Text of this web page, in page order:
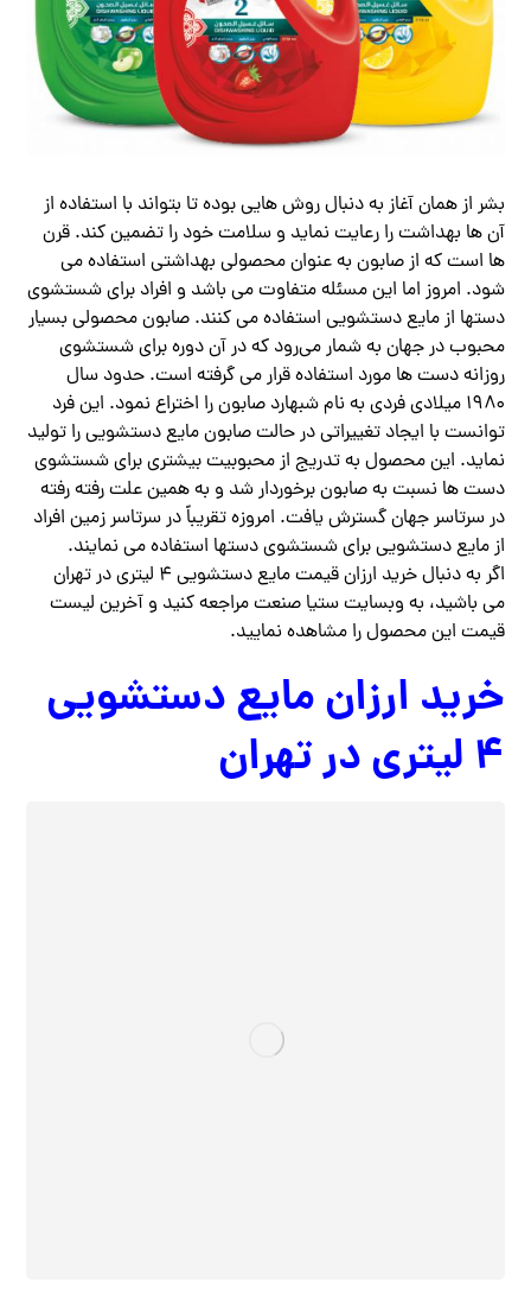
بشر از همان آغاز به دنبال روش هایی بوده تا بتواند با استفاده از
آن ها بهداشت را رعایت نماید و سلامت خود را تضمین کند. قرن
ها است که از صابون به عنوان محصولی بهداشتی استفاده می
شود. امروز اما این مسئله متفاوت می باشد و افراد برای شستشوی
دستها از مایع دستشویی استفاده می کنند. صابون محصولی بسیار
محبوب در جهان به شمار می‌رود که در آن دوره برای شستشوی
روزانه دست ها مورد استفاده قرار می گرفته است. حدود سال
۱۹۸۰ میلادی فردی به نام شبهارد صابون را اختراع نمود. این فرد
توانست با ایجاد تغییراتی در حالت صابون مایع دستشویی را تولید
نماید. این محصول به تدریج از محبوبیت بیشتری برای شستشوی
دست ها نسبت به صابون برخوردار شد و به همین علت رفته رفته
در سرتاسر جهان گسترش یافت. امروزه تقریباً در سرتاسر زمین افراد
از مایع دستشویی برای شستشوی دستها استفاده می نمایند.
اگر به دنبال خرید ارزان قیمت مایع دستشویی ۴ لیتری در تهران
می باشید، به وبسایت ستیا صنعت مراجعه کنید و آخرین لیست
قیمت این محصول را مشاهده نمایید.
خرید ارزان مایع دستشویی
۴ لیتری در تهران